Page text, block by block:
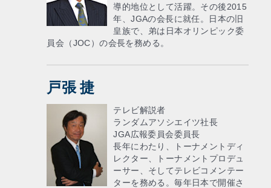
導的地位として活躍。その後2015
年、JGAの会長に就任。日本の旧
皇族で、弟は日本オリンピック委
員会（JOC）の会長を務める。
戸張 捷
テレビ解説者
ランダムアソシエイツ社長
JGA広報委員会委員長
長年にわたり、トーナメントディ
レクター、トーナメントプロデュ
ーサー、そしてテレビコメンテー
ターを務める。毎年日本で開催さ